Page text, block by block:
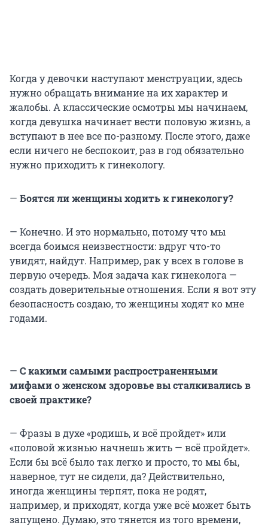
Когда у девочки наступают менструации, здесь
нужно обращать внимание на их характер и
жалобы. А классические осмотры мы начинаем,
когда девушка начинает вести половую жизнь, а
вступают в нее все по-разному. После этого, даже
если ничего не беспокоит, раз в год обязательно
нужно приходить к гинекологу.
— Боятся ли женщины ходить к гинекологу?
— Конечно. И это нормально, потому что мы
всегда боимся неизвестности: вдруг что-то
увидят, найдут. Например, рак у всех в голове в
первую очередь. Моя задача как гинеколога —
создать доверительные отношения. Если я вот эту
безопасность создаю, то женщины ходят ко мне
годами.
— С какими самыми распространенными
мифами о женском здоровье вы сталкивались в
своей практике?
— Фразы в духе «родишь, и всё пройдет» или
«половой жизнью начнешь жить — всё пройдет».
Если бы всё было так легко и просто, то мы бы,
наверное, тут не сидели, да? Действительно,
иногда женщины терпят, пока не родят,
например, и приходят, когда уже всё может быть
запущено. Думаю, это тянется из того времени,